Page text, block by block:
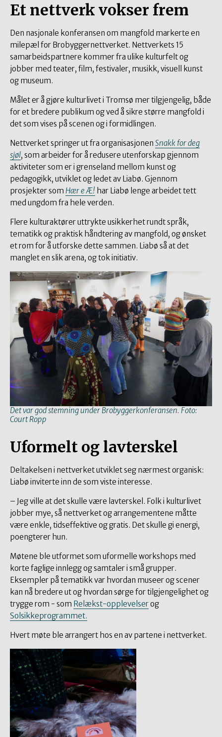
Et nettverk vokser frem
Den nasjonale konferansen om mangfold markerte en
milepæl for Brobyggernettverket. Nettverkets 15
samarbeidspartnere kommer fra ulike kulturfelt og
jobber med teater, film, festivaler, musikk, visuell kunst
og museum.
Målet er å gjøre kulturlivet i Tromsø mer tilgjengelig, både
for et bredere publikum og ved å sikre større mangfold i
det som vises på scenen og i formidlingen.
Nettverket springer ut fra organisasjonen Snakk for deg
sjøl, som arbeider for å redusere utenforskap gjennom
aktiviteter som er i grenseland mellom kunst og
pedagogikk, utviklet og ledet av Liabø. Gjennom
prosjekter som Hær e Æ! har Liabø lenge arbeidet tett
med ungdom fra hele verden.
Flere kulturaktører uttrykte usikkerhet rundt språk,
tematikk og praktisk håndtering av mangfold, og ønsket
et rom for å utforske dette sammen. Liabø så at det
manglet en slik arena, og tok initiativ.
Det var god stemning under Brobyggerkonferansen. Foto:
Court Ropp
Uformelt og lavterskel
Deltakelsen i nettverket utviklet seg nærmest organisk:
Liabø inviterte inn de som viste interesse.
– Jeg ville at det skulle være lavterskel. Folk i kulturlivet
jobber mye, så nettverket og arrangementene måtte
være enkle, tidseffektive og gratis. Det skulle gi energi,
poengterer hun.
Møtene ble utformet som uformelle workshops med
korte faglige innlegg og samtaler i små grupper.
Eksempler på tematikk var hvordan museer og scener
kan nå bredere ut og hvordan sørge for tilgjengelighet og
trygge rom - som Relækst-opplevelserog
Solsikkeprogrammet.
Hvert møte ble arrangert hos en av partene i nettverket.